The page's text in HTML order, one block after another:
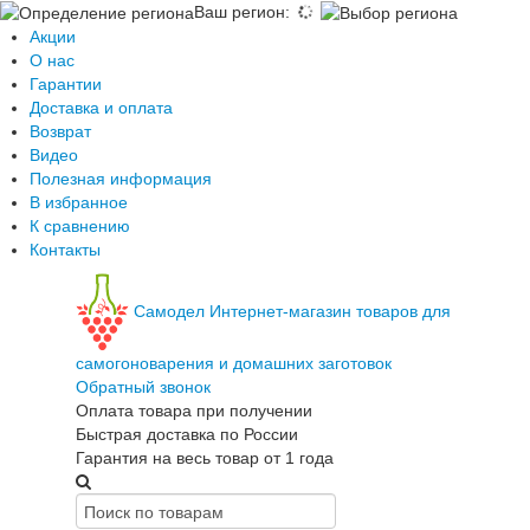
Ваш регион:
Акции
О нас
Гарантии
Доставка и оплата
Возврат
Видео
Полезная информация
В избранное
К сравнению
Контакты
Самодел Интернет-магазин товаров для
самогоноварения и домашних заготовок
Обратный звонок
Оплата товара при получении
Быстрая доставка по России
Гарантия на весь товар от 1 года